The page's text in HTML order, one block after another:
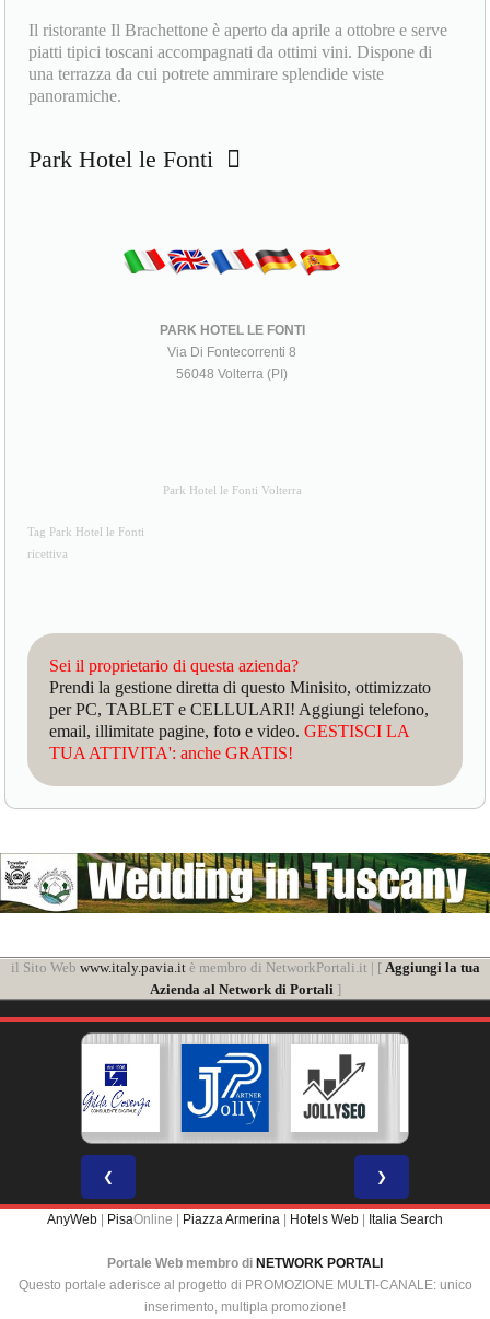
Il ristorante Il Brachettone è aperto da aprile a ottobre e serve
piatti tipici toscani accompagnati da ottimi vini. Dispone di
una terrazza da cui potrete ammirare splendide viste
panoramiche.
Park Hotel le Fonti
PARK HOTEL LE FONTI
Via Di Fontecorrenti 8
56048 Volterra (PI)
Park Hotel le Fonti Volterra
Tag Park Hotel le Fonti
ricettiva
Sei il proprietario di questa azienda?
Prendi la gestione diretta di questo Minisito, ottimizzato
per PC, TABLET e CELLULARI! Aggiungi telefono,
email, illimitate pagine, foto e video.GESTISCI LA
TUA ATTIVITA': anche GRATIS!
il Sito Web www.italy.pavia.itè membro di NetworkPortali.it | [ Aggiungi la tua
Azienda al Network di Portali]
❮ ❯
AnyWeb PisaOnline | Piazza Armerina Hotels Web Italia Search
Portale Web membro di NETWORK PORTALI
Questo portale aderisce al progetto di PROMOZIONE MULTI-CANALE: unico
inserimento, multipla promozione!